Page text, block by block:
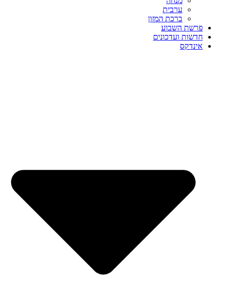
ערבית
ברכת המזון
פרשת השבוע
חדשות ועדכונים
אינדקס